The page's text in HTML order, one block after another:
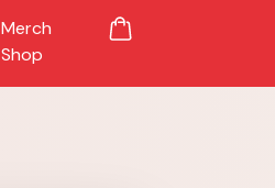
Merch
Shop